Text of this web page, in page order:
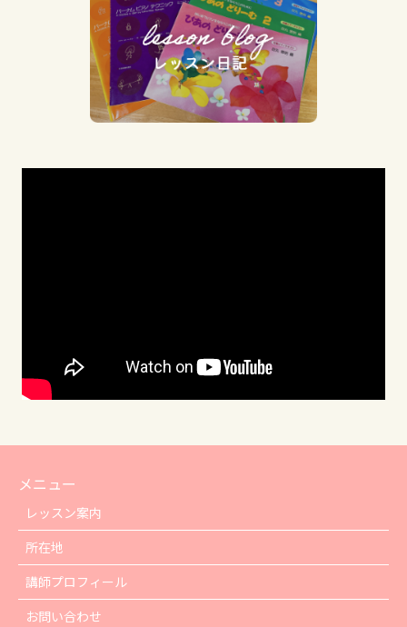
メニュー
レッスン案内
所在地
講師プロフィール
お問い合わせ